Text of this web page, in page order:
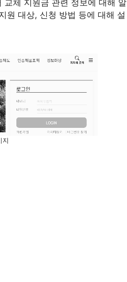
교체 지원금 관련 정보에 대해 알
원 대상, 신청 방법 등에 대해 설
지